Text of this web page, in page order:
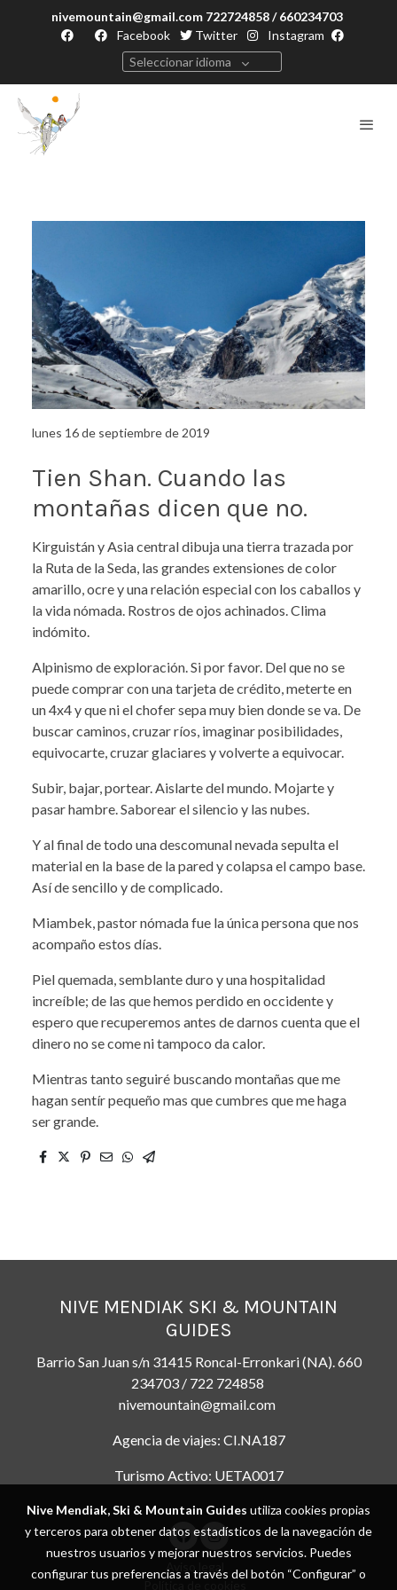
nivemountain@gmail.com 722724858 / 660234703
Facebook
Twitter
Instagram
Seleccionar idioma
lunes 16 de septiembre de 2019
Tien Shan. Cuando las
montañas dicen que no.
Kirguistán y Asia central dibuja una tierra trazada por
la Ruta de la Seda, las grandes extensiones de color
amarillo, ocre y una relación especial con los caballos y
la vida nómada. Rostros de ojos achinados. Clima
indómito.
Alpinismo de exploración. Si por favor. Del que no se
puede comprar con una tarjeta de crédito, meterte en
un 4x4 y que ni el chofer sepa muy bien donde se va. De
buscar caminos, cruzar ríos, imaginar posibilidades,
equivocarte, cruzar glaciares y volverte a equivocar.
Subir, bajar, portear. Aislarte del mundo. Mojarte y
pasar hambre. Saborear el silencio y las nubes.
Y al final de todo una descomunal nevada sepulta el
material en la base de la pared y colapsa el campo base.
Así de sencillo y de complicado.
Miambek, pastor nómada fue la única persona que nos
acompaño estos días.
Piel quemada, semblante duro y una hospitalidad
increíble; de las que hemos perdido en occidente y
espero que recuperemos antes de darnos cuenta que el
dinero no se come ni tampoco da calor.
Mientras tanto seguiré buscando montañas que me
hagan sentír pequeño mas que cumbres que me haga
ser grande.
NIVE MENDIAK SKI & MOUNTAIN
GUIDES
Barrio San Juan s/n 31415 Roncal-Erronkari (NA). 660
234703 / 722 724858
nivemountain@gmail.com
Agencia de viajes: CI.NA187
Turismo Activo: UETA0017
Aviso legal
Nive Mendiak, Ski & Mountain Guides utiliza cookies propias
y terceros para obtener datos estadísticos de la navegación de
nuestros usuarios y mejorar nuestros servicios. Puedes
configurar tus preferencias a través del botón “Configurar” o